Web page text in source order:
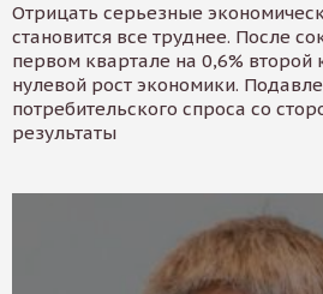
Отрицать серьезные
становится все труднее. После
первом квартале на 0,6% второй
нулевой рост экономики.
потребительского спроса со
результаты